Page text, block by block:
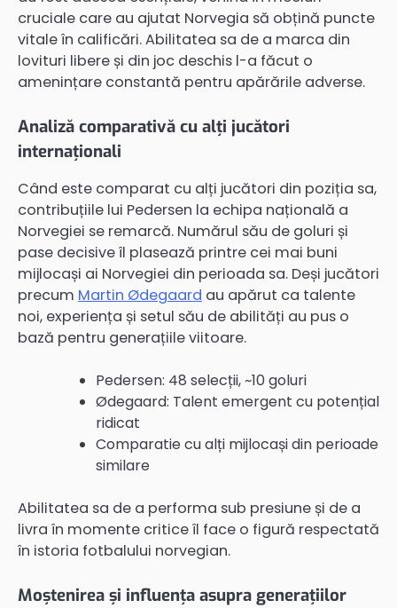
cruciale care au ajutat Norvegia să obțină puncte
vitale în calificări. Abilitatea sa de a marca din
lovituri libere și din joc deschis l-a făcut o
amenințare constantă pentru apărările adverse.
Analiză comparativă cu alți jucători
internaționali
Când este comparat cu alți jucători din poziția sa,
contribuțiile lui Pedersen la echipa națională a
Norvegiei se remarcă. Numărul său de goluri și
pase decisive îl plasează printre cei mai buni
mijlocași ai Norvegiei din perioada sa. Deși jucători
precum Martin Ødegaard au apărut ca talente
noi, experiența și setul său de abilități au pus o
bază pentru generațiile viitoare.
Pedersen: 48 selecții, ~10 goluri
Ødegaard: Talent emergent cu potențial
ridicat
Comparatie cu alți mijlocași din perioade
similare
Abilitatea sa de a performa sub presiune și de a
livra în momente critice îl face o figură respectată
în istoria fotbalului norvegian.
Moștenirea și influența asupra generațiilor